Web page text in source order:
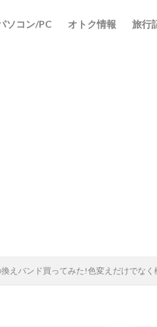
ソコン/PC オトク情報 旅行
換えバンド買ってみた!色変えだけでな